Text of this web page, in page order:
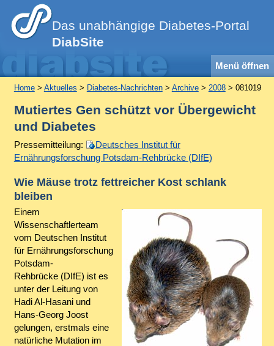
Das unabhängige Diabetes-Portal
DiabSite
Menü öffnen
Home> Aktuelles > Diabetes-Nachrichten> Archive> 2008> 081019
Mutiertes Gen schützt vor Übergewicht
und Diabetes
Pressemitteilung:
Deutsches Institut für
Ernährungsforschung Potsdam-Rehbrücke (DIfE)
Wie Mäuse trotz fettreicher Kost schlank
bleiben
Einem
Wissenschaftlerteam
vom Deutschen Institut
für Ernährungsforschung
Potsdam-
Rehbrücke (DIfE) ist es
unter der Leitung von
Hadi Al-Hasani und
Hans-Georg Joost
gelungen, erstmals eine
natürliche Mutation im